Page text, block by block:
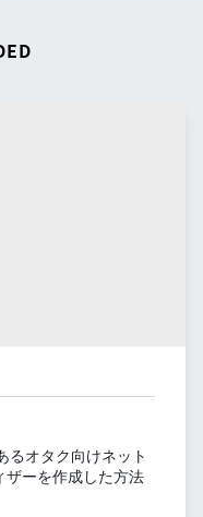
るオタク向けネット
ザーを作成した方法